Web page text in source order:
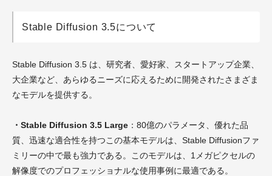
Stable Diffusion 3.5について
Stable Diffusion 3.5 は、研究者、愛好家、スタートアップ企業、
大企業など、あらゆるニーズに応えるために開発されたさまざま
なモデルを提供する。
・Stable Diffusion 3.5 Large ：80億のパラメータ、優れた品
質、迅速な適合性を持つこの基本モデルは、Stable Diffusionファ
ミリーの中で最も強力である。このモデルは、1メガピクセルの
解像度でのプロフェッショナルな使用事例に最適である。